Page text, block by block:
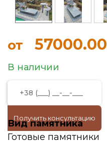
от 57000.00
В наличии
Получить консультацию
Вид памятника
Готовые памятники